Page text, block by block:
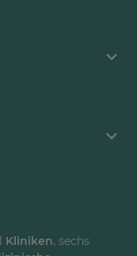
Kliniken, sechs